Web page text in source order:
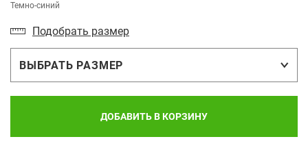
Темно-синий
Подобрать размер
ВЫБРАТЬ РАЗМЕР
ДОБАВИТЬ В КОРЗИНУ